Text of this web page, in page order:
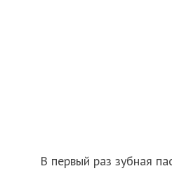
В первый раз зубная